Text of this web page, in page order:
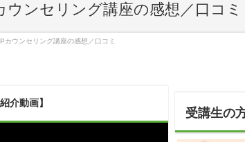
ウンセリング講座の感想／口コミ
カウンセリング講座の感想／口コミ
受講生の
介動画】